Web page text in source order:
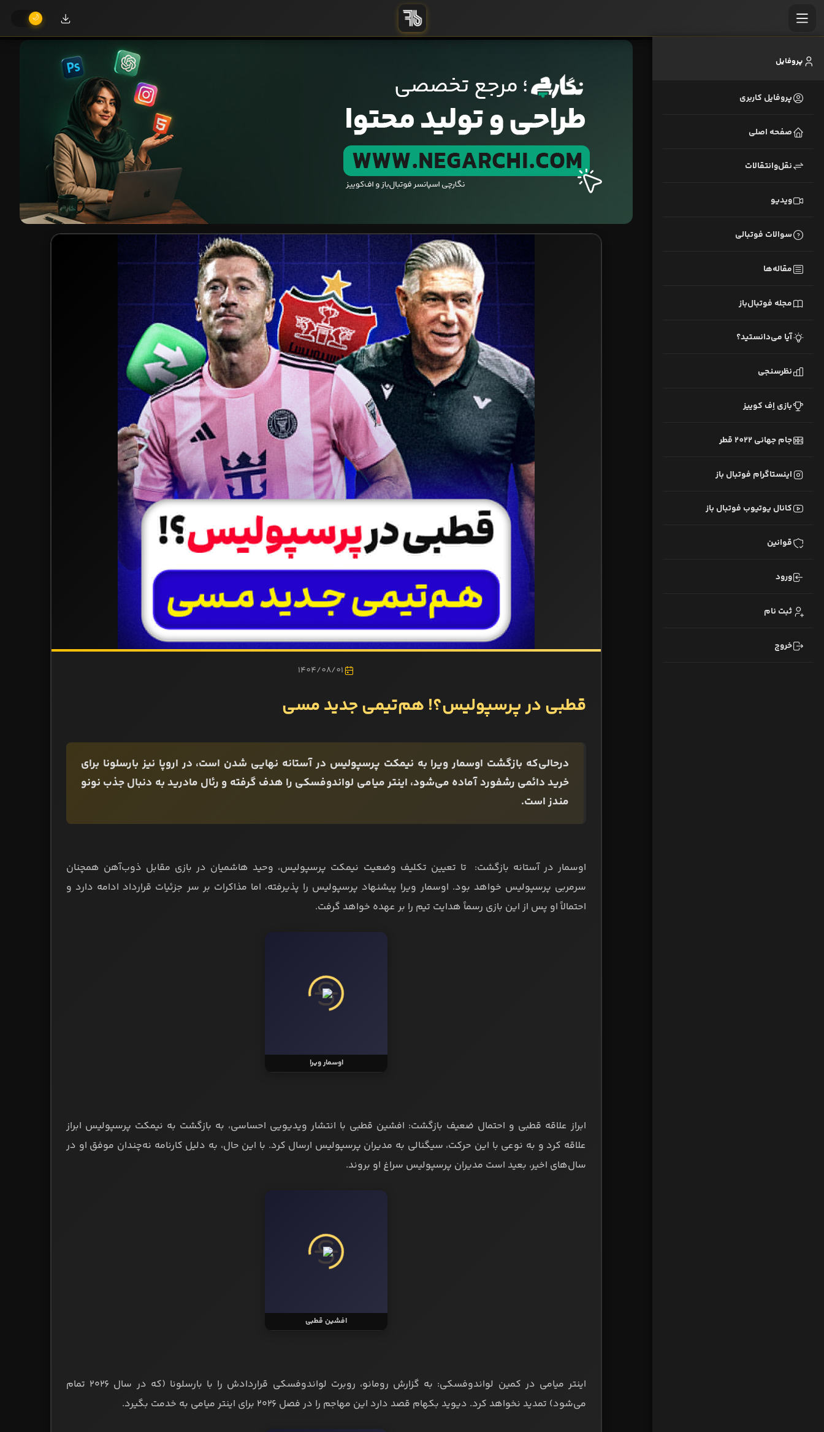
پروفایل
پروفایل کاربری
صفحه اصلی
نقل‌وانتقالات
ویدیو
سوالات فوتبالی
مقاله‌ها
مجله فوتبال‌باز
آیا می‌دانستید؟
نظرسنجی
بازی اِف کوییز
جام جهانی 2022 قطر
اینستاگرام فوتبال باز
کانال یوتیوب فوتبال باز
قوانین
ورود
ثبت نام
خروج
1404/08/01
قطبی در پرسپولیس؟! هم‌تیمی جدید مسی
درحالی‌که بازگشت اوسمار ویرا به نیمکت پرسپولیس در آستانه نهایی شدن است، در اروپا نیز بارسلونا برای
خرید دائمی رشفورد آماده می‌شود، اینتر میامی لواندوفسکی را هدف گرفته و رئال مادرید به دنبال جذب نونو
مندز است.
اوسمار در آستانه بازگشت: تا تعیین تکلیف وضعیت نیمکت پرسپولیس، وحید هاشمیان در بازی مقابل ذوب‌آهن همچنان
سرمربی پرسپولیس خواهد بود. اوسمار ویرا پیشنهاد پرسپولیس را پذیرفته، اما مذاکرات بر سر جزئیات قرارداد ادامه دارد و
احتمالاً او پس از این بازی رسماً هدایت تیم را بر عهده خواهد گرفت.
اوسمار ویرا
ابراز علاقه قطبی و احتمال ضعیف بازگشت: افشین قطبی با انتشار ویدیویی احساسی، به بازگشت به نیمکت پرسپولیس ابراز
علاقه کرد و به نوعی با این حرکت، سیگنالی به مدیران پرسپولیس ارسال کرد. با این حال، به دلیل کارنامه نه‌چندان موفق او در
سال‌های اخیر، بعید است مدیران پرسپولیس سراغ او بروند.
افشین قطبی
اینتر میامی در کمین لواندوفسکی: به گزارش رومانو، روبرت لواندوفسکی قراردادش را با بارسلونا (که در سال ۲۰۲۶ تمام
می‌شود) تمدید نخواهد کرد. دیوید بکهام قصد دارد این مهاجم را در فصل ۲۰۲۶ برای اینتر میامی به خدمت بگیرد.